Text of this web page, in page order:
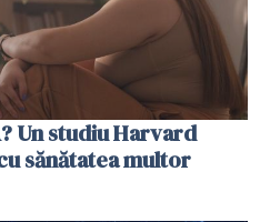
Un studiu Harvard
sănătatea multor